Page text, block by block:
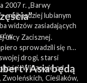
2007 r. „Barwy
– najbardziej lubianym
widzów zasiadających
ulicy Zacisznej.
sprowadzili się na
drogi, starsi
Widzowie od
Cieślaków,
i Asia będą